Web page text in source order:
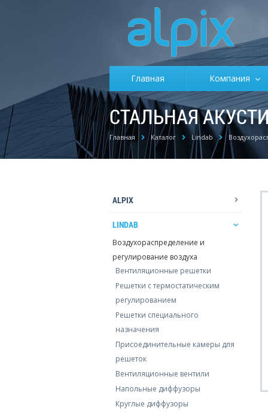
Главная Компания
СТАЛЬНАЯ
Главная Каталог Lindab
ALPIX
LINDAB
Воздухораспределение и
регулирование воздуха
Вентиляционные решетки
Решетки с термостатическим
регулированием
Решетки специального
назначения
Присоединительные камеры для
решеток
Вентиляционные вентили
Напольные диффузоры
Круглые диффузоры